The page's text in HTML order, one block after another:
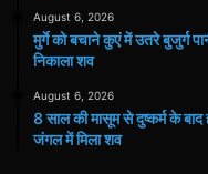
August 6, 2026
मुर्गे को बचाने कुएं में उतरे बुजुर्ग
निकाला शव
August 6, 2026
8 साल की मासूम से दुष्कर्म के
जंगल में मिला शव